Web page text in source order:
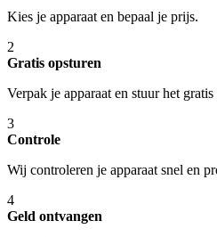
Kies je apparaat en bepaal je prijs.
2
Gratis opsturen
Verpak je apparaat en stuur het gratis
3
Controle
Wij controleren je apparaat snel en
4
Geld ontvangen